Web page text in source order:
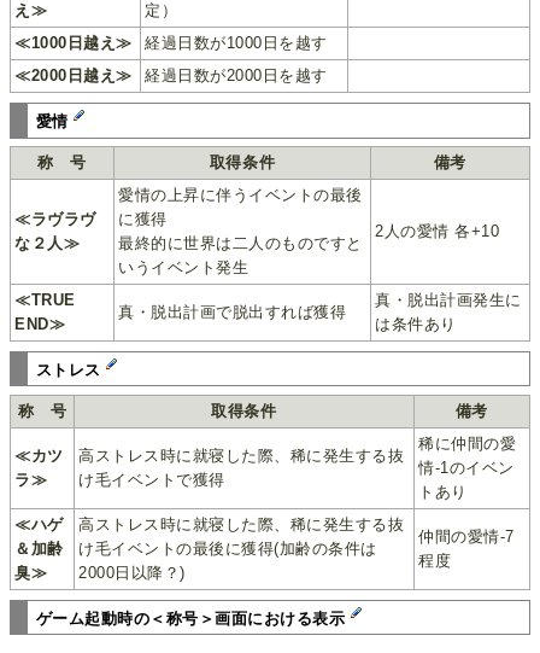
え≫
定）
≪1000日越え≫
経過日数が1000日を越す
≪2000日越え≫
経過日数が2000日を越す
愛情
称 号 取得条件 備考
≪ラヴラヴ
な２人≫
愛情の上昇に伴うイベントの最後
に獲得
最終的に世界は二人のものですと
いうイベント発生
2人の愛情 各+10
≪TRUE
END≫
真・脱出計画で脱出すれば獲得
真・脱出計画発生に
は条件あり
ストレス
称 号 取得条件 備考
≪カツ
ラ≫
高ストレス時に就寝した際、稀に発生する抜
け毛イベントで獲得
稀に仲間の愛
情-1のイベン
トあり
≪ハゲ
＆加齢
臭≫
高ストレス時に就寝した際、稀に発生する抜
け毛イベントの最後に獲得(加齢の条件は
2000日以降？)
仲間の愛情-7
程度
ゲーム起動時の＜称号＞画面における表示